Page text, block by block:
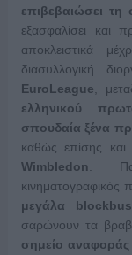
επιβεβαιώσει τη
εξασφαλίσει και
αποκλειστικά
διασυλλογική
EuroLeague ,
ελληνικού
σπουδαία ξένα
καθώς επίσης και
Wimbledon .
μεγάλα
σαρώνουν τα
σημείο αναφοράς